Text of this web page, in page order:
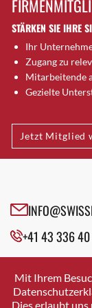
Brugg AG
Brütten
Bubendorf
Bubikon
Buchs (SG)
Bäretswil
Bülach
Cazis
Crissier
Davos Platz
Dierikon
Dietikon
STÄRKEN SIE IHRE
Ihr
Zugang zu
Mitarbeitende
Gezielte
Jetzt Mitglied
+41 43 336
SWISSICT
8048 ZURICH
Mit Ihrem
Dies erlaubt uns